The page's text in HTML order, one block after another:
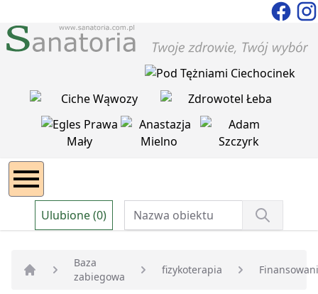
Ulubione (0)
Strona główna
Baza
zabiegowa
fizykoterapia